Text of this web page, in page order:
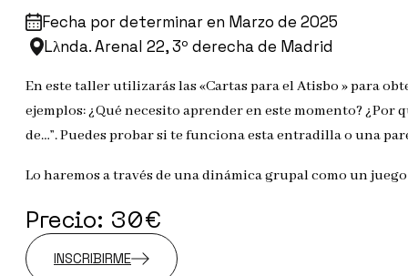
Fecha por determinar en Marzo de 2025
Lλnda. Arenal 22, 3º derecha de Madrid
En este taller utilizarás las «Cartas para el Atisbo » para
ejemplos: ¿Qué necesito aprender en este momento?
de…”. Puedes probar si te funciona esta entradilla o una
Lo haremos a través de una dinámica grupal como un
Precio: 30€
INSCRIBIRME